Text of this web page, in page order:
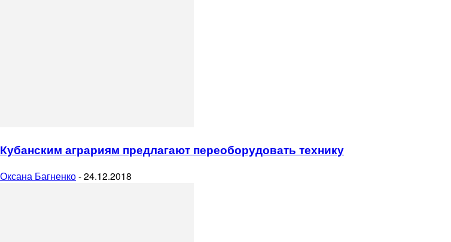
Кубанским аграриям предлагают переоборудовать технику
Оксана Багненко-24.12.2018